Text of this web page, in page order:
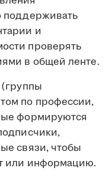
поддерживать
и
проверять
в общей ленте.
по профессии,
формируются
связи, чтобы
или информацию.